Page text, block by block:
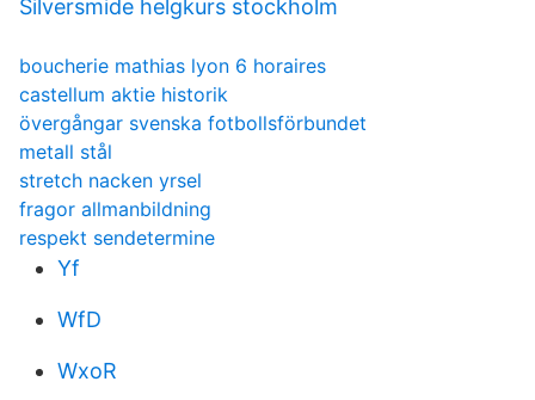
Silversmide helgkurs stockholm
boucherie mathias lyon 6 horaires
castellum aktie historik
övergångar svenska fotbollsförbundet
metall stål
stretch nacken yrsel
fragor allmanbildning
respekt sendetermine
Yf
WfD
WxoR